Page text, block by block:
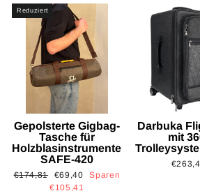
Reduziert
Gepolsterte Gigbag-
Tasche für
Holzblasinstrumente
SAFE-420
Normaler
€174,81 Sonderpreis
€69,40
Sparen
€105,41
Darbuka
mit